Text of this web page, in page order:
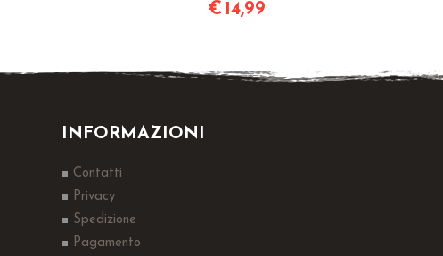
€ 14,99
INFORMAZIONI
Contatti
Privacy
Spedizione
Pagamento